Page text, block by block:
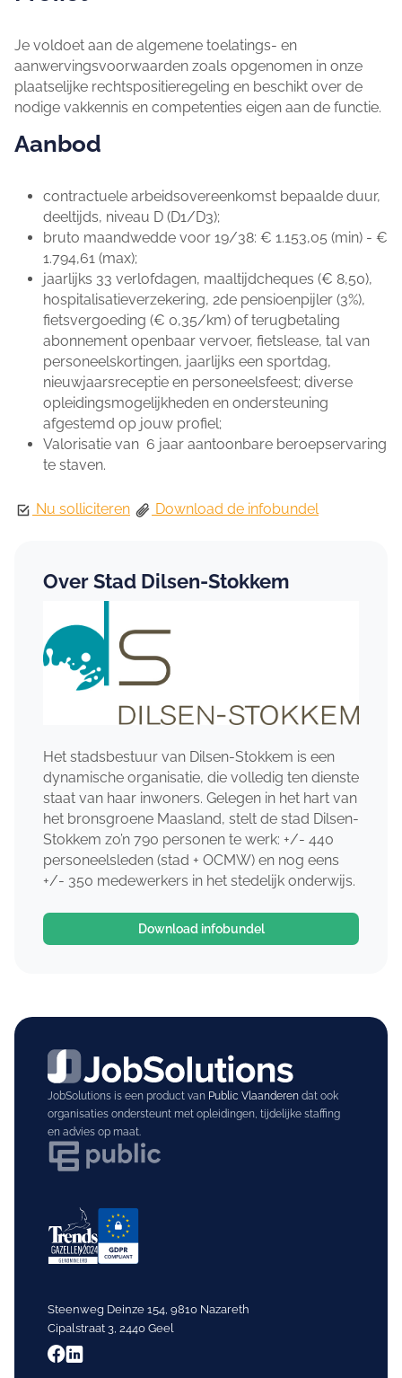
Je voldoet aan de algemene toelatings- en
aanwervingsvoorwaarden zoals opgenomen in onze
plaatselijke rechtspositieregeling en beschikt over de
nodige vakkennis en competenties eigen aan de functie.
Aanbod
contractuele arbeidsovereenkomst bepaalde duur,
deeltijds, niveau D (D1/D3);
bruto maandwedde voor 19/38: € 1.153,05 (min) - €
1.794,61 (max);
jaarlijks 33 verlofdagen, maaltijdcheques (€ 8,50),
hospitalisatieverzekering, 2de pensioenpijler (3%),
fietsvergoeding (€ 0,35/km) of terugbetaling
abonnement openbaar vervoer, fietslease, tal van
personeelskortingen, jaarlijks een sportdag,
nieuwjaarsreceptie en personeelsfeest; diverse
opleidingsmogelijkheden en ondersteuning
afgestemd op jouw profiel;
Valorisatie van 6 jaar aantoonbare beroepservaring
te staven.
Nu solliciteren Download de infobundel
Over Stad Dilsen-Stokkem
Het stadsbestuur van Dilsen-Stokkem is een
dynamische organisatie, die volledig ten dienste
staat van haar inwoners. Gelegen in het hart van
het bronsgroene Maasland, stelt de stad Dilsen-
Stokkem zo’n 790 personen te werk: +/- 440
personeelsleden (stad + OCMW) en nog eens
+/- 350 medewerkers in het stedelijk onderwijs.
Download infobundel
JobSolutions is een product van Public Vlaanderendat ook
organisaties ondersteunt met opleidingen, tijdelijke staffing
en advies op maat.
Steenweg Deinze 154, 9810 Nazareth
Cipalstraat 3, 2440 Geel